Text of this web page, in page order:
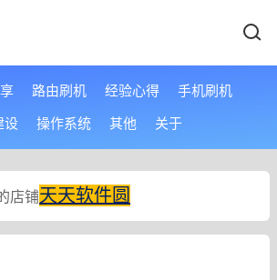
路由刷机 经验心得
手机刷机
设
操作系统 其他 关于
店铺天天软件圆